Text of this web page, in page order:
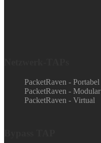
PacketRaven - Portabel
PacketRaven - Modular
PacketRaven - Virtual